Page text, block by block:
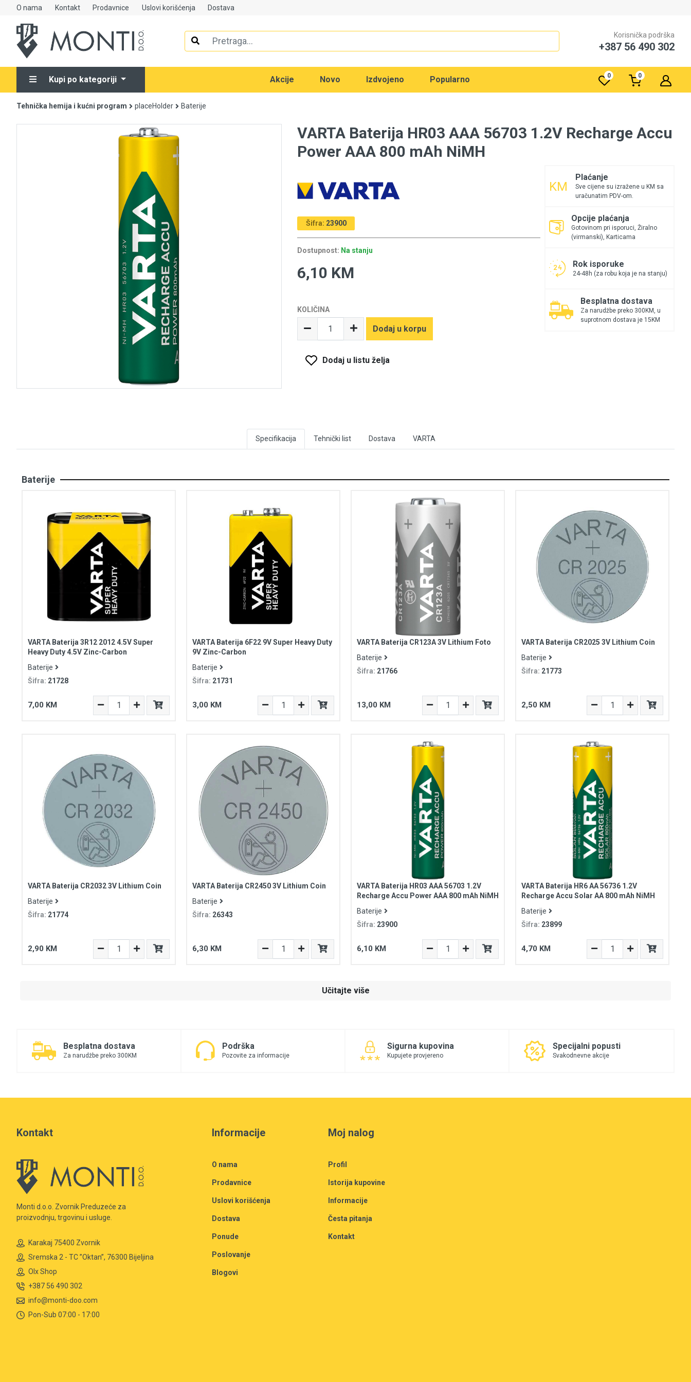
O nama Kontakt Prodavnice Uslovi korišćenja Dostava
Korisnička podrška
+387 56 490 302
Kupi po kategoriji Akcije Novo Izdvojeno Popularno 0 0
Alati
Elektrooprema
Grijanje i klimatizacija
Mjerno-regulaciona oprema
Tehnička hemija i kućni program placeHolder Baterije
VARTA Baterija HR03 AAA 56703 1.2V Recharge Accu
Power AAA 800 mAh NiMH
Šifra: 23900
Dostupnost: Na stanju
6,10 KM
KOLIČINA
Dodaj u korpu
Dodaj u listu želja
Plaćanje
Sve cijene su izražene u KM sa
uračunatim PDV-om.
Opcije plaćanja
Gotovinom pri isporuci, Žiralno
(virmanski), Karticama
Rok isporuke
24-48h (za robu koja je na stanju)
Besplatna dostava
Za narudžbe preko 300KM, u
suprotnom dostava je 15KM
Specifikacija Tehnički list Dostava VARTA
Baterije
VARTA Baterija 3R12 2012 4.5V Super
Heavy Duty 4.5V Zinc-Carbon
Baterije
Šifra: 21728
7,00 KM
VARTA Baterija 6F22 9V Super Heavy Duty
9V Zinc-Carbon
Baterije
Šifra: 21731
3,00 KM
VARTA Baterija CR123A 3V Lithium Foto
Baterije
Šifra: 21766
13,00 KM
VARTA Baterija CR2025 3V Lithium Coin
Baterije
Šifra: 21773
2,50 KM
VARTA Baterija CR2032 3V Lithium Coin
Baterije
Šifra: 21774
2,90 KM
VARTA Baterija CR2450 3V Lithium Coin
Baterije
Šifra: 26343
6,30 KM
VARTA Baterija HR03 AAA 56703 1.2V
Recharge Accu Power AAA 800 mAh NiMH
Baterije
Šifra: 23900
6,10 KM
VARTA Baterija HR6 AA 56736 1.2V
Recharge Accu Solar AA 800 mAh NiMH
Baterije
Šifra: 23899
4,70 KM
Učitajte više
Besplatna dostava
Za narudžbe preko 300KM
Podrška
Pozovite za informacije
Sigurna kupovina
Kupujete provjereno
Specijalni popusti
Svakodnevne akcije
Kontakt
Monti d.o.o. Zvornik Preduzeće za
proizvodnju, trgovinu i usluge.
Karakaj 75400 Zvornik
Sremska 2 - TC ”Oktan”, 76300 Bijeljina
Olx Shop
+387 56 490 302
info@monti-doo.com
Pon-Sub 07:00 - 17:00
Informacije
O nama
Prodavnice
Uslovi korišćenja
Dostava
Ponude
Poslovanje
Blogovi
Moj nalog
Profil
Istorija kupovine
Informacije
Česta pitanja
Kontakt